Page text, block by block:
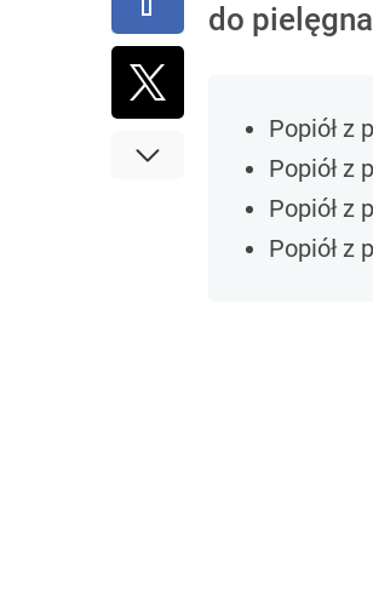
do
Popiół z
Popiół z
Popiół z
Popiół z